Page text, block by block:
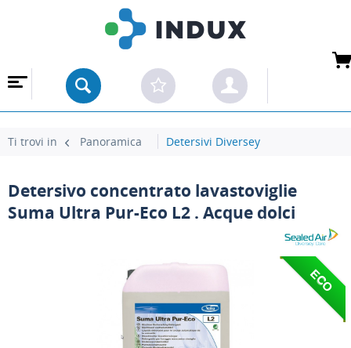
Ti trovi in Panoramica Detersivi Diversey
Detersivo concentrato lavastoviglie
Suma Ultra Pur-Eco L2 . Acque dolci
ECO